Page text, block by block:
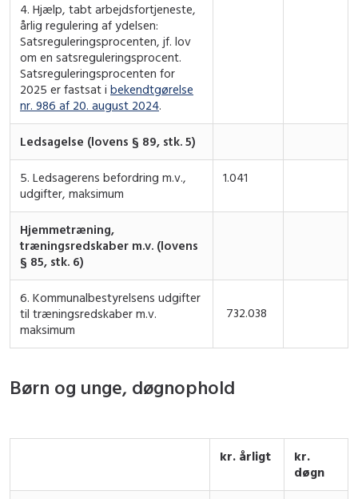
4. Hjælp, tabt arbejdsfortjeneste,
årlig regulering af ydelsen:
Satsreguleringsprocenten, jf. lov
om en satsreguleringsprocent.
Satsreguleringsprocenten for
2025 er fastsat i bekendtgørelse
nr. 986 af 20. august 2024.
Ledsagelse (lovens § 89, stk. 5)
5. Ledsagerens befordring m.v.,
udgifter, maksimum
1.041
Hjemmetræning,
træningsredskaber m.v. (lovens
§ 85, stk. 6)
6. Kommunalbestyrelsens udgifter
til træningsredskaber m.v.
maksimum
732.038
Børn og unge, døgnophold
kr. årligt
kr.
døgn